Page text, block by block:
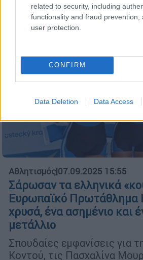
related to security, including
functionality and fraud prevention,
user protection.
CONFIRM
Data Deletion Data Access
Αθλητισμός|07.09.2025 15:55
Σάρωσαν τα ελληνικά
Ευρωπαϊκό Πρωτάθλημα
χρυσά, ένα ασημένιο και
μετάλλιο
Σπουδαίες εμφανίσεις για
Κοντού, τις Πασχαλίνα